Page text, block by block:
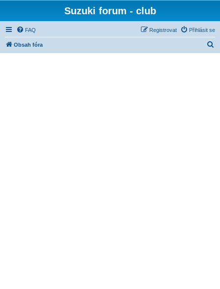
Suzuki forum - club
FAQ Přihlásit se
Registrovat
Obsah fóra